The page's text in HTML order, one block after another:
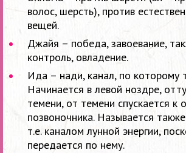
волос, шерсть), против
вещей.
Джайя – победа, завоевание,
контроль, овладение.
Ида – нади, канал, по которому
Начинается в левой ноздре,
темени, от темени спускается к
позвоночника. Называется
т.е. каналом лунной энергии,
передается по нему.